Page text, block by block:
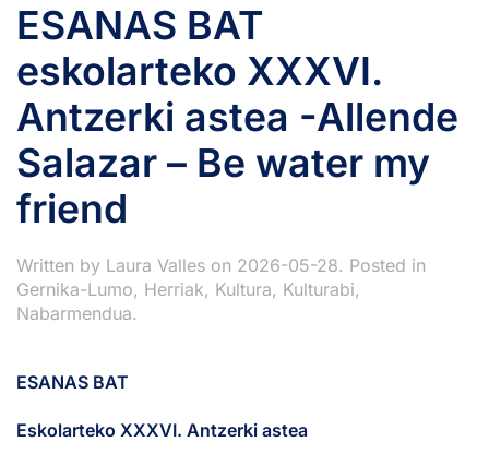
ESANAS BAT
eskolarteko XXXVI.
Antzerki astea -Allende
Salazar – Be water my
friend
Written by Laura Valles on 2026-05-28. Posted in
Gernika-Lumo, Herriak, Kultura, Kulturabi,
Nabarmendua.
ESANAS BAT
Eskolarteko XXXVI. Antzerki astea